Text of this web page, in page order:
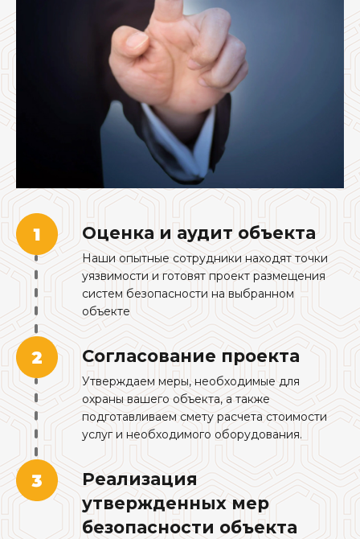
Оценка и аудит объекта
Наши опытные сотрудники находят точки
уязвимости и готовят проект размещения
систем безопасности на выбранном
объекте
Согласование проекта
Утверждаем меры, необходимые для
охраны вашего объекта, а также
подготавливаем смету расчета стоимости
услуг и необходимого оборудования.
Реализация
утвержденных мер
безопасности объекта